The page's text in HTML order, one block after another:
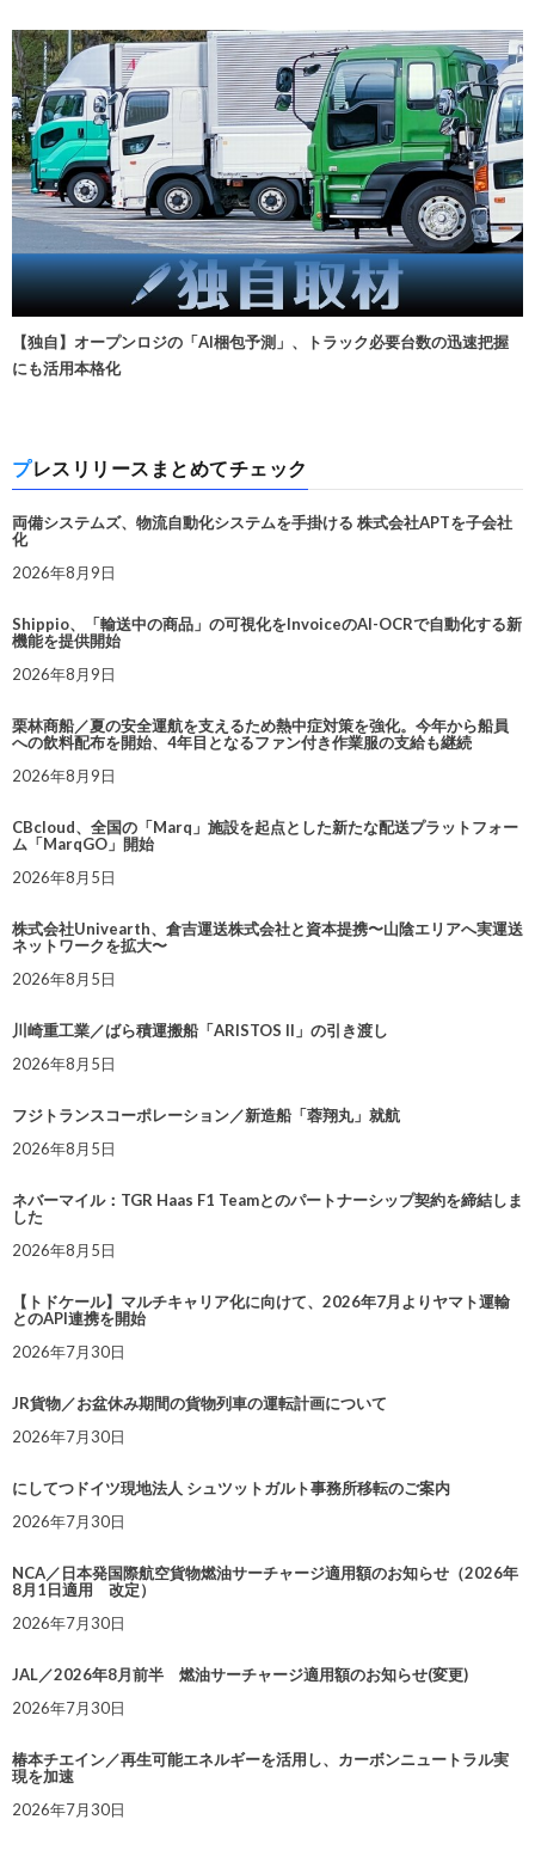
【独自】オープンロジの「AI梱包予測」、トラック必要台数の迅速把握
にも活用本格化
プレスリリースまとめてチェック
両備システムズ、物流自動化システムを手掛ける 株式会社APTを子会社
化
2026年8月9日
Shippio、「輸送中の商品」の可視化をInvoiceのAI-OCRで自動化する新
機能を提供開始
2026年8月9日
栗林商船／夏の安全運航を支えるため熱中症対策を強化。今年から船員
への飲料配布を開始、4年目となるファン付き作業服の支給も継続
2026年8月9日
CBcloud、全国の「Marq」施設を起点とした新たな配送プラットフォー
ム「MarqGO」開始
2026年8月5日
株式会社Univearth、倉吉運送株式会社と資本提携〜山陰エリアへ実運送
ネットワークを拡大〜
2026年8月5日
川崎重工業／ばら積運搬船「ARISTOS II」の引き渡し
2026年8月5日
フジトランスコーポレーション／新造船「蓉翔丸」就航
2026年8月5日
ネバーマイル：TGR Haas F1 Teamとのパートナーシップ契約を締結しま
した
2026年8月5日
【トドケール】マルチキャリア化に向けて、2026年7月よりヤマト運輸
とのAPI連携を開始
2026年7月30日
JR貨物／お盆休み期間の貨物列車の運転計画について
2026年7月30日
にしてつドイツ現地法人 シュツットガルト事務所移転のご案内
2026年7月30日
NCA／日本発国際航空貨物燃油サーチャージ適用額のお知らせ（2026年
8月1日適用 改定）
2026年7月30日
JAL／2026年8月前半 燃油サーチャージ適用額のお知らせ(変更)
2026年7月30日
椿本チエイン／再生可能エネルギーを活用し、カーボンニュートラル実
現を加速
2026年7月30日